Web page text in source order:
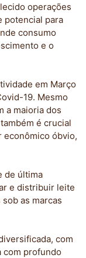
operações
potencial para
consumo
e o
em Março
19. Mesmo
a maioria dos
é crucial
econômico óbvio,
de última
e distribuir leite
as marcas
com
com profundo